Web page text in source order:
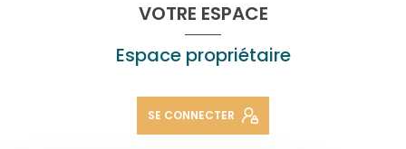
VOTRE ESPACE
Espace propriétaire
SE CONNECTER